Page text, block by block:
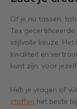
Of je nu tassen,
Tex
stijlvolle keuze.
kwaliteit en
kunt zijn, voor
Heb je vragen of
stoffen het beste